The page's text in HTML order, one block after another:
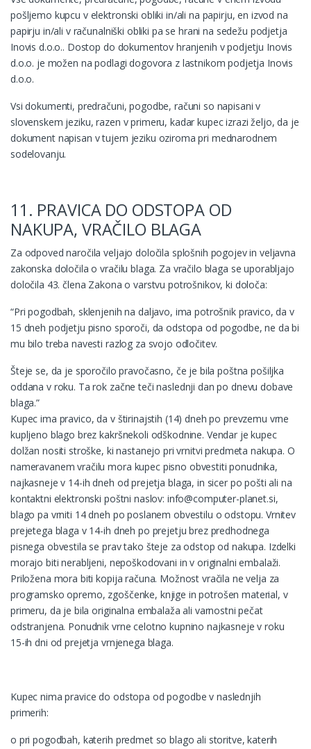
pošljemo kupcu v elektronski obliki in/ali na papirju, en izvod na
papirju in/ali v računalniški obliki pa se hrani na sedežu podjetja
Inovis d.o.o.. Dostop do dokumentov hranjenih v podjetju Inovis
d.o.o. je možen na podlagi dogovora z lastnikom podjetja Inovis
d.o.o.
Vsi dokumenti, predračuni, pogodbe, računi so napisani v
slovenskem jeziku, razen v primeru, kadar kupec izrazi željo, da je
dokument napisan v tujem jeziku oziroma pri mednarodnem
sodelovanju.
11. PRAVICA DO ODSTOPA OD
NAKUPA, VRAČILO BLAGA
Za odpoved naročila veljajo določila splošnih pogojev in veljavna
zakonska določila o vračilu blaga. Za vračilo blaga se uporabljajo
določila 43. člena Zakona o varstvu potrošnikov, ki določa:
“Pri pogodbah, sklenjenih na daljavo, ima potrošnik pravico, da v
15 dneh podjetju pisno sporoči, da odstopa od pogodbe, ne da bi
mu bilo treba navesti razlog za svojo odločitev.
Šteje se, da je sporočilo pravočasno, če je bila poštna pošiljka
oddana v roku. Ta rok začne teči naslednji dan po dnevu dobave
blaga.”
Kupec ima pravico, da v štirinajstih (14) dneh po prevzemu vrne
kupljeno blago brez kakršnekoli odškodnine. Vendar je kupec
dolžan nositi stroške, ki nastanejo pri vrnitvi predmeta nakupa. O
nameravanem vračilu mora kupec pisno obvestiti ponudnika,
najkasneje v 14-ih dneh od prejetja blaga, in sicer po pošti ali na
kontaktni elektronski poštni naslov: info@computer-planet.si,
blago pa vrniti 14 dneh po poslanem obvestilu o odstopu. Vrnitev
prejetega blaga v 14-ih dneh po prejetju brez predhodnega
pisnega obvestila se prav tako šteje za odstop od nakupa. Izdelki
morajo biti nerabljeni, nepoškodovani in v originalni embalaži.
Priložena mora biti kopija računa. Možnost vračila ne velja za
programsko opremo, zgoščenke, knjige in potrošen material, v
primeru, da je bila originalna embalaža ali varnostni pečat
odstranjena. Ponudnik vrne celotno kupnino najkasneje v roku
15-ih dni od prejetja vrnjenega blaga.
Kupec nima pravice do odstopa od pogodbe v naslednjih
primerih:
o pri pogodbah, katerih predmet so blago ali storitve, katerih